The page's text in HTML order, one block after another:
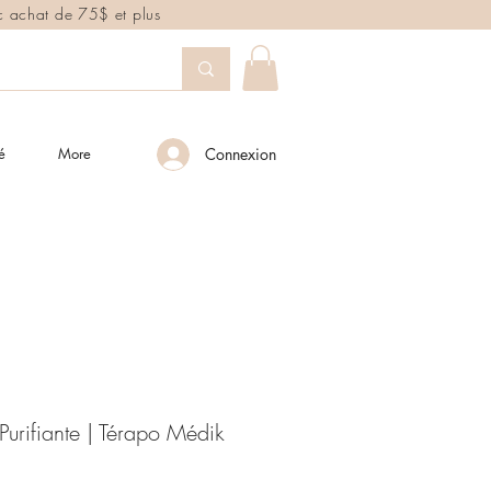
achat de 75$ et plus
More Connexion
| Térapo Médik